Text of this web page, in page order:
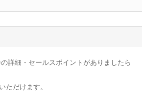
詳細・セールスポイントがありましたら
ただけます。